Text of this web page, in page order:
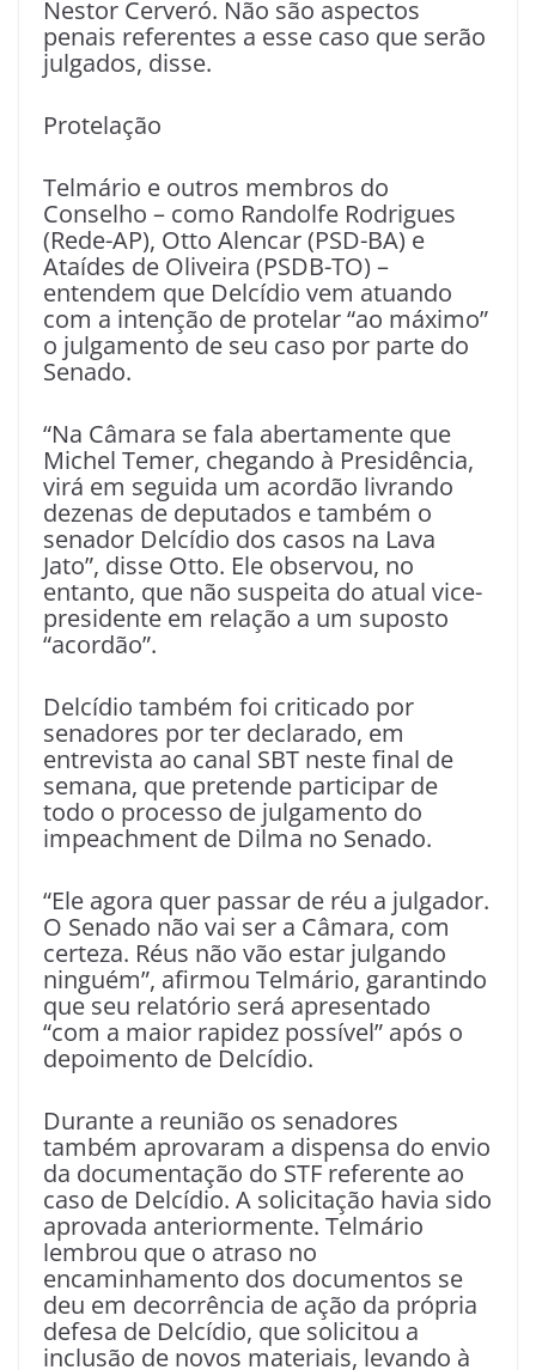
Nestor Cerveró. Não são aspectos
penais referentes a esse caso que serão
julgados, disse.
Protelação
Telmário e outros membros do
Conselho – como Randolfe Rodrigues
(Rede-AP), Otto Alencar (PSD-BA) e
Ataídes de Oliveira (PSDB-TO) –
entendem que Delcídio vem atuando
com a intenção de protelar “ao máximo”
o julgamento de seu caso por parte do
Senado.
“Na Câmara se fala abertamente que
Michel Temer, chegando à Presidência,
virá em seguida um acordão livrando
dezenas de deputados e também o
senador Delcídio dos casos na Lava
Jato”, disse Otto. Ele observou, no
entanto, que não suspeita do atual vice-
presidente em relação a um suposto
“acordão”.
Delcídio também foi criticado por
senadores por ter declarado, em
entrevista ao canal SBT neste final de
semana, que pretende participar de
todo o processo de julgamento do
impeachment de Dilma no Senado.
“Ele agora quer passar de réu a julgador.
O Senado não vai ser a Câmara, com
certeza. Réus não vão estar julgando
ninguém”, afirmou Telmário, garantindo
que seu relatório será apresentado
“com a maior rapidez possível” após o
depoimento de Delcídio.
Durante a reunião os senadores
também aprovaram a dispensa do envio
da documentação do STF referente ao
caso de Delcídio. A solicitação havia sido
aprovada anteriormente. Telmário
lembrou que o atraso no
encaminhamento dos documentos se
deu em decorrência de ação da própria
defesa de Delcídio, que solicitou a
inclusão de novos materiais, levando à